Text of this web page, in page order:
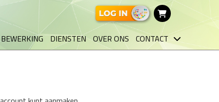
BEWERKING DIENSTEN OVER ONS CONTACT